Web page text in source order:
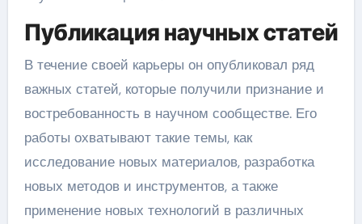
Публикация научных статей
В течение своей карьеры он опубликовал ряд
важных статей, которые получили признание и
востребованность в научном сообществе. Его
работы охватывают такие темы, как
исследование новых материалов, разработка
новых методов и инструментов, а также
применение новых технологий в различных